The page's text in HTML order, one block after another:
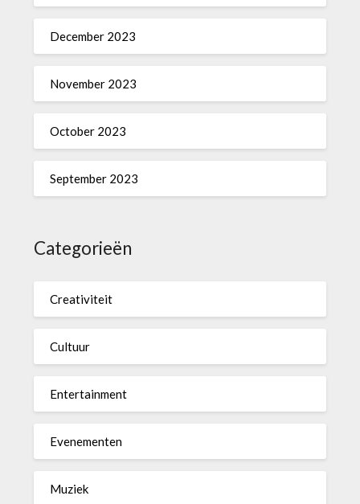
December 2023
November 2023
October 2023
September 2023
Categorieën
Creativiteit
Cultuur
Entertainment
Evenementen
Muziek